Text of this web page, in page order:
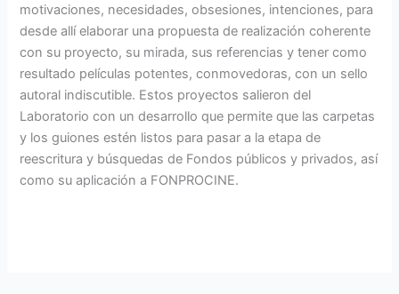
motivaciones, necesidades, obsesiones, intenciones, para
desde allí elaborar una propuesta de realización coherente
con su proyecto, su mirada, sus referencias y tener como
resultado películas potentes, conmovedoras, con un sello
autoral indiscutible. Estos proyectos salieron del
Laboratorio con un desarrollo que permite que las carpetas
y los guiones estén listos para pasar a la etapa de
reescritura y búsquedas de Fondos públicos y privados, así
como su aplicación a FONPROCINE.